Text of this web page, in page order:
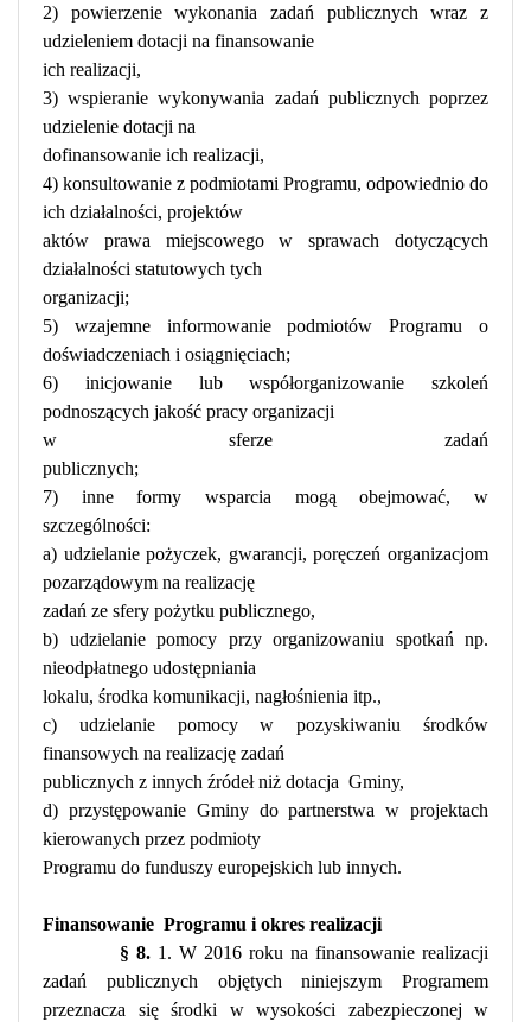
2) powierzenie wykonania zadań publicznych wraz z
udzieleniem dotacji na finansowanie
ich realizacji,
3) wspieranie wykonywania zadań publicznych poprzez
udzielenie dotacji na
dofinansowanie ich realizacji,
4) konsultowanie z podmiotami Programu, odpowiednio do
ich działalności, projektów
aktów prawa miejscowego w sprawach dotyczących
działalności statutowych tych
organizacji;
5) wzajemne informowanie podmiotów Programu o
doświadczeniach i osiągnięciach;
6) inicjowanie lub współorganizowanie szkoleń
podnoszących jakość pracy organizacji
w sferze zadań
publicznych;
7) inne formy wsparcia mogą obejmować, w
szczególności:
a) udzielanie pożyczek, gwarancji, poręczeń organizacjom
pozarządowym na realizację
zadań ze sfery pożytku publicznego,
b) udzielanie pomocy przy organizowaniu spotkań np.
nieodpłatnego udostępniania
lokalu, środka komunikacji, nagłośnienia itp.,
c) udzielanie pomocy w pozyskiwaniu środków
finansowych na realizację zadań
publicznych z innych źródeł niż dotacja Gminy,
d) przystępowanie Gminy do partnerstwa w projektach
kierowanych przez podmioty
Programu do funduszy europejskich lub innych.
Finansowanie Programu i okres realizacji
§ 8. 1. W 2016 roku na finansowanie realizacji
zadań publicznych objętych niniejszym Programem
przeznacza się środki w wysokości zabezpieczonej w